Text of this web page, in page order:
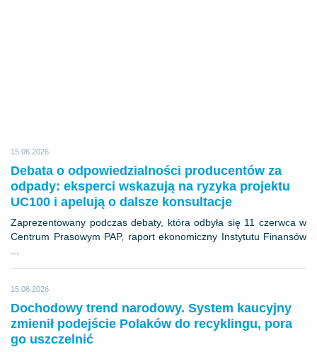
15.06.2026
Debata o odpowiedzialności producentów za
odpady: eksperci wskazują na ryzyka projektu
UC100 i apelują o dalsze konsultacje
Zaprezentowany podczas debaty, która odbyła się 11 czerwca w
Centrum Prasowym PAP, raport ekonomiczny Instytutu Finansów
15.06.2026
Dochodowy trend narodowy. System kaucyjny
zmienił podejście Polaków do recyklingu, pora
go uszczelnić